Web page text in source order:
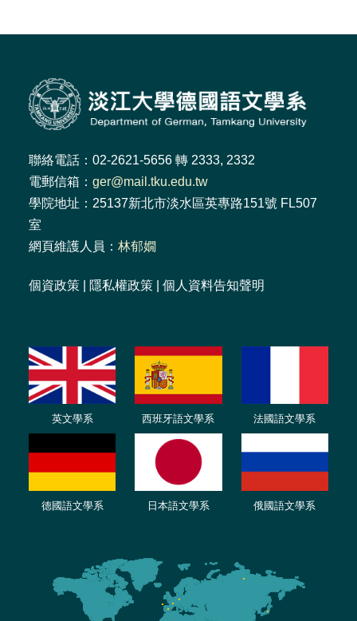
聯絡電話：02-2621-5656 轉 2333, 2332
電郵信箱： ger@mail.tku.edu.tw
學院地址：25137新北市淡水區英專路151號 FL507
室
網頁維護人員： 林郁嫺
個資政策 隱私權政策 個人資料告知聲明
英文學系 西班牙語文學系 法國語文學系
德國語文學系 日本語文學系 俄國語文學系